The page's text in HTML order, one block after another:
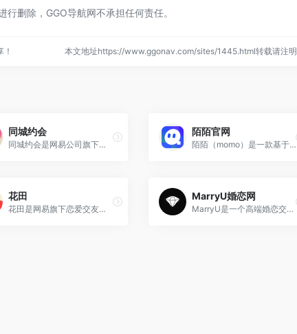
删除，GGO导航网不承担任何责任。
本文地址https://www.ggonav.com/sites/1445.html转载请注明
同城约会
同城约会是网易公司旗下婚恋交友网站，专为单身男女白领提供征婚交友服务，免费发布约会促成同城交友
陌陌官网
陌陌（momo）是一款基于地理位置的移动社交工具，你可以通过陌陌认识周围任意范围内的陌生人，查看TA的个人信息和位置，并同TA聊天互动。通过陌陌，你可以非常及时的将网络关系转换为线下的真实关系。
花田
花田是网易旗下恋爱交友约会平台，优质单身男女，多重认证，安全交友。
MarryU婚恋网
MarryU是一个高端婚恋交友平台，主要面向一二线城市的高学历、高素养单身精英群体，提供安全、高效、高质量的婚恋服务。